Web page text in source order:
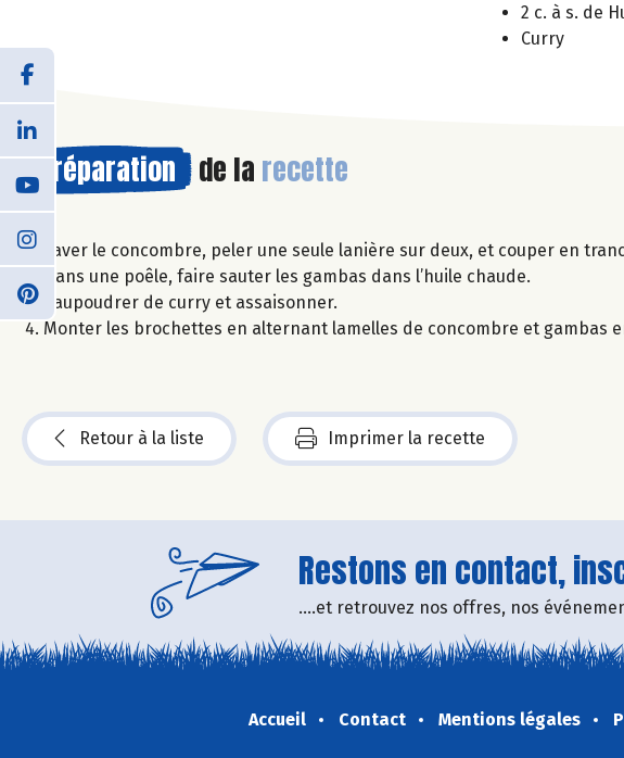
2 c. à s. de
Curry
Préparation de la recette
Laver le concombre, peler une seule lanière sur deux, et couper en
Dans une poêle, faire sauter les gambas dans l’huile chaude.
Saupoudrer de curry et assaisonner.
Monter les brochettes en alternant lamelles de concombre et gambas
Retour à la liste Imprimer la recette
Restons en contact,
....et retrouvez nos offres, nos
Accueil Contact Mentions légales